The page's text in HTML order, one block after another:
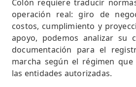
Colón requiere traducir
operación real: giro de
costos, cumplimiento y
apoyo, podemos analizar su
documentación para el
marcha según el régimen
las entidades autorizadas.